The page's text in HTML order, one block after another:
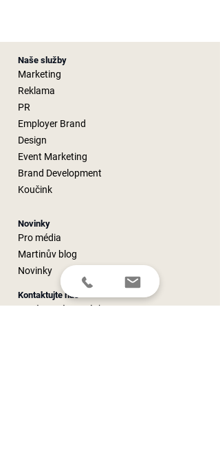
Naše služby
Marketing
Reklama
PR
Employer Brand
Design
Event Marketing
Brand Development
Koučink
Novinky
Pro média
Martinův blog
Novinky
Kontaktujte nás
Nezávazná poptávka